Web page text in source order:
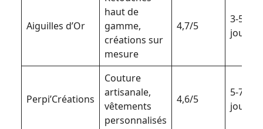
Aiguilles d’Or
haut de
gamme,
créations sur
mesure
4,7/5
3-5
jours
Perpi’Créations
Couture
artisanale,
vêtements
personnalisés
4,6/5
5-7
jours